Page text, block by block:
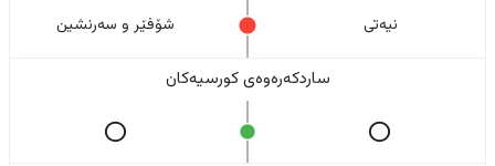
نیەتی شۆفێر و سەرنشین
ساردکەرەوەی کورسیەکان